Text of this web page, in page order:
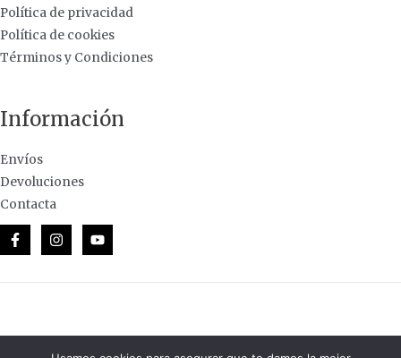
Política de privacidad
Política de cookies
Términos y Condiciones
Información
Envíos
Devoluciones
Contacta